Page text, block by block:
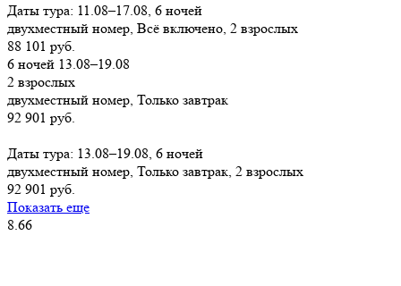
Даты тура: 11.08–17.08, 6 ночей
двухместный номер, Всё включено, 2 взрослых
88 101 руб.
6 ночей 13.08–19.08
2 взрослых
двухместный номер, Только завтрак
92 901 руб.
Даты тура: 13.08–19.08, 6 ночей
двухместный номер, Только завтрак, 2 взрослых
92 901 руб.
Показать еще
8.66